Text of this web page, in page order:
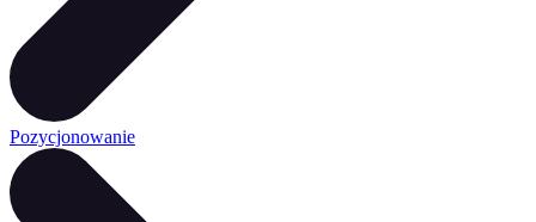
Pozycjonowanie